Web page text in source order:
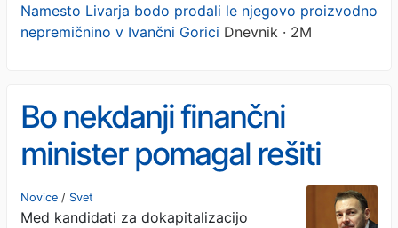
Namesto Livarja bodo prodali le njegovo proizvodno
nepremičnino v Ivančni Gorici Dnevnik · 2M
Bo nekdanji finančni
minister pomagal rešiti
hrvaški turistični biser?
Novice / Svet
Med kandidati za dokapitalizacijo